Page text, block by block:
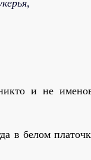
и не
в белом